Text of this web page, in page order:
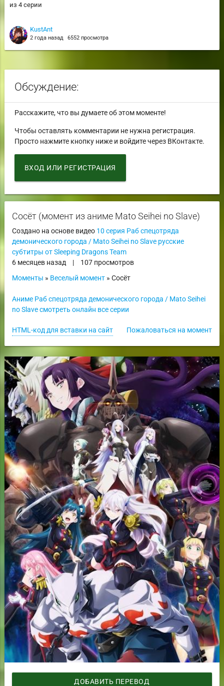
из 4 серии
KustAnt
2 года назад 6552 просмотра
Обсуждение:
Расскажите, что вы думаете об этом моменте!
Чтобы оставлять комментарии не нужна регистрация.
Просто нажмите кнопку ниже и войдите через ВКонтакте.
ВХОД ИЛИ РЕГИСТРАЦИЯ
Сосёт (момент из аниме Mato Seihei no Slave)
Создано на основе видео 10 серия Раб спецотряда
демонического города / Mato Seihei no Slave русские
субтитры от Sleeping Dragons Team
6 месяцев назад
|
107 просмотров
Моменты » Веселый момент» Сосёт
Аниме Раб спецотряда демонического города / Mato Seihei
no Slave смотреть онлайн все серии
Пожаловаться на момент
HTML-код для вставки на сайт
ДОБАВИТЬ ПЕРЕВОД